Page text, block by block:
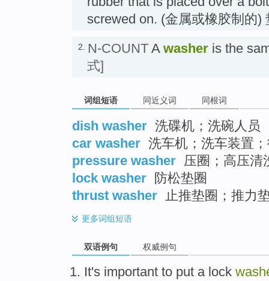
screwed on. (金属或橡胶制的)
2. N-COUNT A washer is the
式]
词组短语 同近义词 同根词
dish washer 洗碟机；洗碗人员
car washer 洗车机；洗车装置
pressure washer 压圈；高压清
lock washer
防松垫圈
thrust washer
止推垫圈；推力
更多词组短语
双语例句 权威例句
It's important to put a lock